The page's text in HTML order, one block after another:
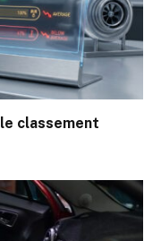
classement